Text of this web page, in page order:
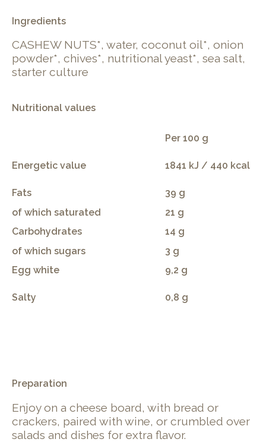
Ingredients
CASHEW NUTS*, water, coconut oil*, onion
powder*, chives*, nutritional yeast*, sea salt,
starter culture
Nutritional values
Per 100 g
Energetic value 1841 kJ / 440 kcal
Fats
39 g
of which saturated
21 g
Carbohydrates
14 g
of which sugars
3 g
Egg white
9,2 g
Salty 0,8 g
Preparation
Enjoy on a cheese board, with bread or
crackers, paired with wine, or crumbled over
salads and dishes for extra flavor.